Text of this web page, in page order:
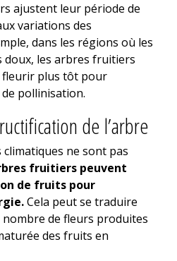
ajustent leur période de
variations des
dans les régions où les
doux, les arbres fruitiers
fleurir plus tôt pour
pollinisation.
de l’arbre
ne sont pas
fruitiers peuvent
de fruits pour
Cela peut se traduire
de fleurs produites
des fruits en